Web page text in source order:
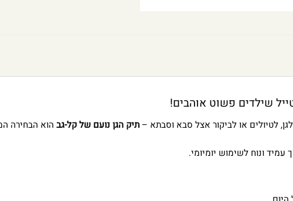
שילדים פשוט אוהבים!
לטיולים או לביקור אצל סבא וסבתא –תיק הגן נועם של קל-גב הוא הבחירה
ונוח לשימוש יומיומי.